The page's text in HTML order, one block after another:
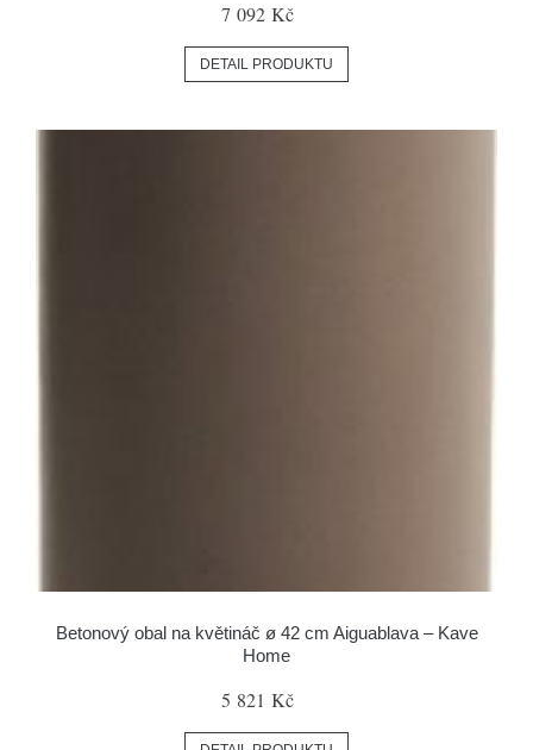
7 092 Kč
DETAIL PRODUKTU
Betonový obal na květináč ø 42 cm Aiguablava – Kave
Home
5 821 Kč